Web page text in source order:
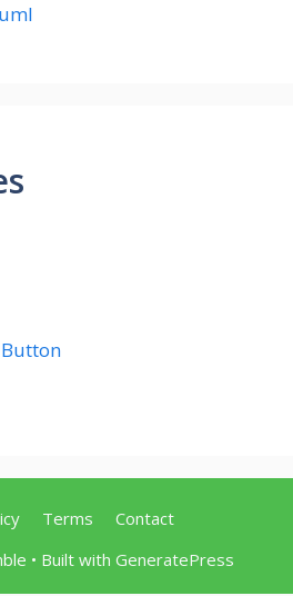
Terms
Contact
• Built with GeneratePress